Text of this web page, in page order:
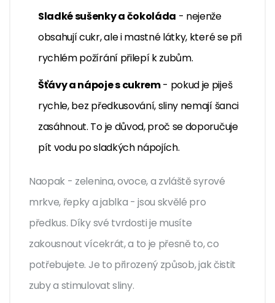
Sladké sušenky a čokoláda - nejenže
obsahují cukr, ale i mastné látky, které se při
rychlém požírání přilepí k zubům.
Šťávy a nápoje s cukrem- pokud je piješ
rychle, bez předkusování, sliny nemají šanci
zasáhnout. To je důvod, proč se doporučuje
pít vodu po sladkých nápojích.
Naopak - zelenina, ovoce, a zvláště syrové
mrkve, řepky a jablka - jsou skvělé pro
předkus. Díky své tvrdosti je musíte
zakousnout vícekrát, a to je přesně to, co
potřebujete. Je to přirozený způsob, jak čistit
zuby a stimulovat sliny.